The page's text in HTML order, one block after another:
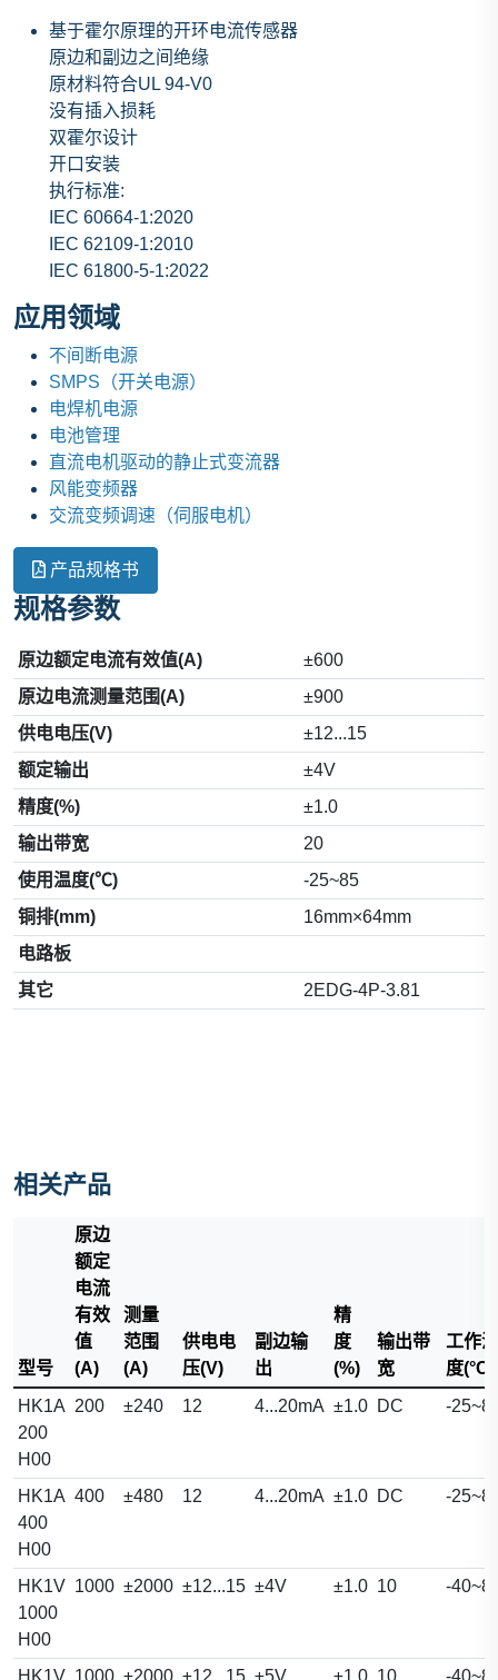
基于霍尔原理的开环电流传感器
原边和副边之间绝缘
原材料符合UL 94-V0
没有插入损耗
双霍尔设计
开口安装
执行标准:
IEC 60664-1:2020
IEC 62109-1:2010
IEC 61800-5-1:2022
应用领域
不间断电源
SMPS（开关电源）
电焊机电源
电池管理
直流电机驱动的静止式变流器
风能变频器
交流变频调速（伺服电机）
产品规格书
规格参数
原边额定电流有效值(A)
±600
原边电流测量范围(A)
±900
供电电压(V)
±12...15
额定输出
±4V
精度(%)
±1.0
输出带宽
20
使用温度(℃)
-25~85
铜排(mm)
16mm×64mm
电路板
其它
2EDG-4P-3.81
相关产品
型号
原边
额定
电流
有效
值
(A)
测量
范围
(A)
供电电
压(V)
副边输
出
精
度
(%)
输出带
宽
工作温
度(°C)
HK1A
200
H00
200 ±240 12 4...20mA ±1.0 DC -
HK1A
400
H00
400 ±480 12 4...20mA ±1.0 DC -
HK1V
1000
H00
1000 ±2000 ±12...15 ±4V ±1.0 10 -